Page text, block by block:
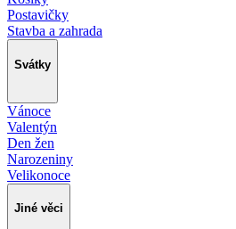
Postavičky
Stavba a zahrada
Svátky
Vánoce
Valentýn
Den žen
Narozeniny
Velikonoce
Jiné věci